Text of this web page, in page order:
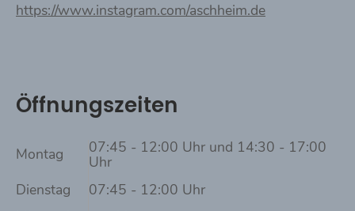
https://www.instagram.com/aschheim.de
Öffnungszeiten
Montag 07:45 - 12:00 Uhr und 14:30 - 17:00
Uhr
Dienstag
07:45 - 12:00 Uhr